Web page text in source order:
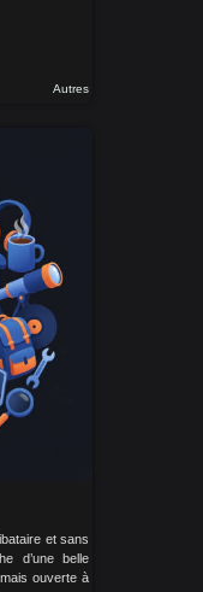
Autres
et sans
d’une belle
ouverte à